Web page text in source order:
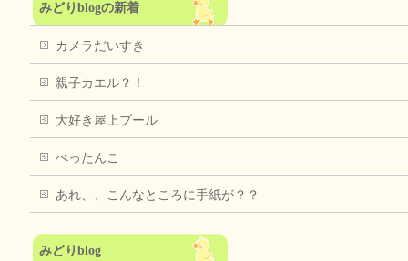
みどりblogの新着
カメラだいすき
親子カエル？！
大好き屋上プール
ぺったんこ
あれ、、こんなところに手紙が？？
みどりblog